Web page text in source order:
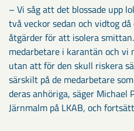
– Vi såg att det blossade upp
två veckor sedan och vidtog
åtgärder för att isolera
medarbetare i karantän och vi
utan att för den skull riskera
särskilt på de medarbetare
deras anhöriga, säger Michael
Järnmalm på LKAB, och